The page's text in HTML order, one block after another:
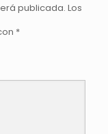
publicada. Los
*